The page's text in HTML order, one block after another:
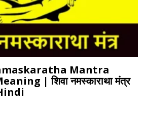
Mantra
| शिवा नमस्काराथा मंत्र